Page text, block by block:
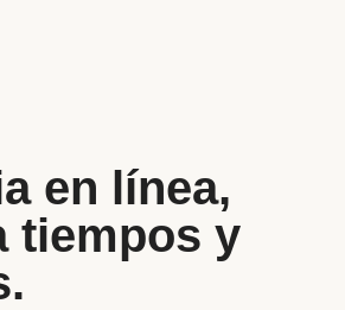
en línea,
tiempos y